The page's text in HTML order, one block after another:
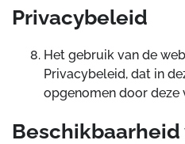
Privacybeleid
Het gebruik van de
Privacybeleid, dat in
opgenomen door deze